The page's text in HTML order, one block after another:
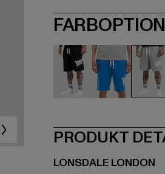
PRODUKT
LONSDALE LONDON